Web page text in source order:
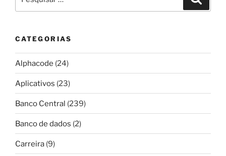
por:
CATEGORIAS
Alphacode (24)
Aplicativos (23)
Banco Central (239)
Banco de dados (2)
Carreira (9)